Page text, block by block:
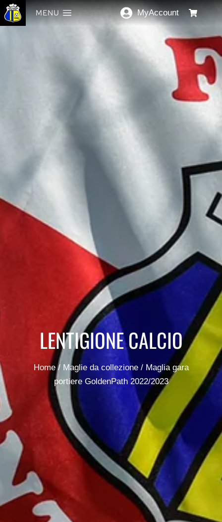
MENU MyAccount
LENTIGIONE CALCIO
Home/ Maglie da collezione/ Maglia gara
portiere GoldenPath 2022/2023